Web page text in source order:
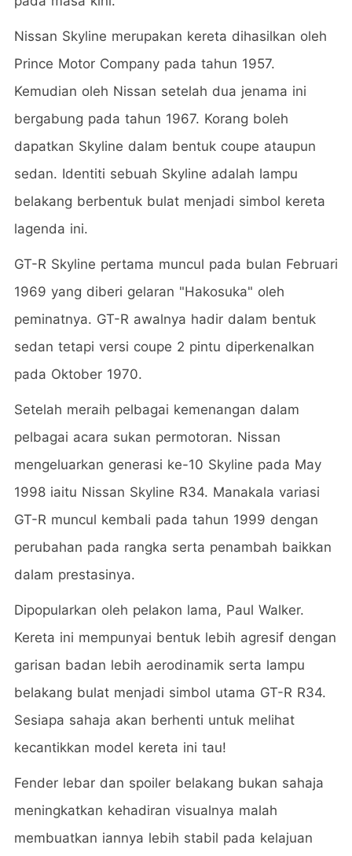
Nissan Skyline merupakan kereta dihasilkan oleh
Prince Motor Company pada tahun 1957.
Kemudian oleh Nissan setelah dua jenama ini
bergabung pada tahun 1967. Korang boleh
dapatkan Skyline dalam bentuk coupe ataupun
sedan. Identiti sebuah Skyline adalah lampu
belakang berbentuk bulat menjadi simbol kereta
lagenda ini.
GT-R Skyline pertama muncul pada bulan Februari
1969 yang diberi gelaran "Hakosuka" oleh
peminatnya. GT-R awalnya hadir dalam bentuk
sedan tetapi versi coupe 2 pintu diperkenalkan
pada Oktober 1970.
Setelah meraih pelbagai kemenangan dalam
pelbagai acara sukan permotoran. Nissan
mengeluarkan generasi ke-10 Skyline pada May
1998 iaitu Nissan Skyline R34. Manakala variasi
GT-R muncul kembali pada tahun 1999 dengan
perubahan pada rangka serta penambah baikkan
dalam prestasinya.
Dipopularkan oleh pelakon lama, Paul Walker.
Kereta ini mempunyai bentuk lebih agresif dengan
garisan badan lebih aerodinamik serta lampu
belakang bulat menjadi simbol utama GT-R R34.
Sesiapa sahaja akan berhenti untuk melihat
kecantikkan model kereta ini tau!
Fender lebar dan spoiler belakang bukan sahaja
meningkatkan kehadiran visualnya malah
membuatkan iannya lebih stabil pada kelajuan